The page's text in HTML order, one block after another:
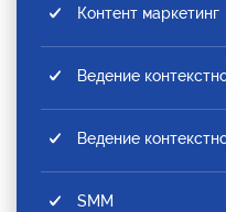
Контент маркетинг
Ведение
Ведение
SMM